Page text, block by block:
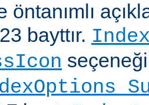
öntanımlı
bayttır.